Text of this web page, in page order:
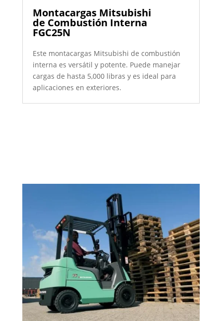
Montacargas Mitsubishi
de Combustión Interna
FGC25N
Este montacargas Mitsubishi de combustión
interna es versátil y potente. Puede manejar
cargas de hasta 5,000 libras y es ideal para
aplicaciones en exteriores.